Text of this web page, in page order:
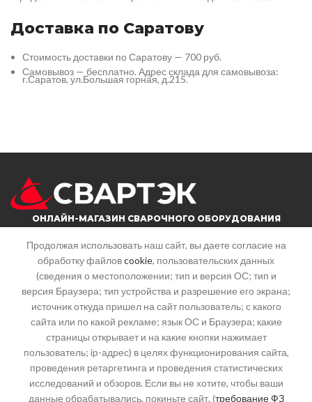
Доставка по Саратову
Стоимость доставки по Саратову — 700 руб.
Самовывоз — бесплатно. Адрес склада для самовывоза:
г.Саратов, ул.Большая горная, д.215.
ОНЛАЙН-МАГАЗИН СВАРОЧНОГО ОБОРУДОВАНИЯ
г. Саратов, ул. Большая горная, 215
Почта: info@svartek.ru
СТАТЬИ
КАТЕГОРИИ
Продолжая использовать наш сайт, вы даете согласие на
обработку файловcookie, пользовательских данных
(сведения о местоположении; тип и версия ОС; тип и
версия Браузера; тип устройства и разрешение его экрана;
источник откуда пришел на сайт пользователь; с какого
сайта или по какой рекламе; язык ОС и Браузера; какие
страницы открывает и на какие кнопки нажимает
пользователь; ip-адрес) в целях функционирования сайта,
проведения ретаргетинга и проведения статистических
исследований и обзоров. Если вы не хотите, чтобы ваши
данные обрабатывались, покиньте сайт. (требование ФЗ